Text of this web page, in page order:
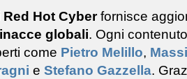
Hot Cyberfornisce
globali. Ogni
come Pietro Melillo,
e Stefano Gazzella.